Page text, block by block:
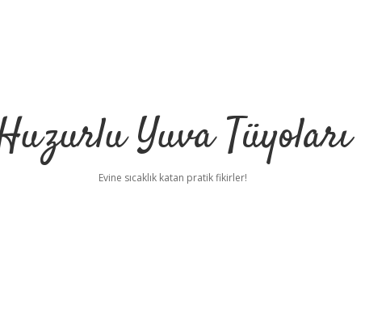
Yuva Tüyoları
Evine sıcaklık katan pratik fikirler!